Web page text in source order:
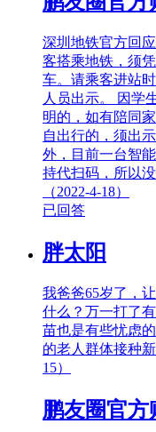
深圳地铁官方回
客搭乘地铁，须
车。请乘客进站
人员出示。 因学
明的，如有陪同
自出行的，须出
外，目前一台智
持代扫码，所以
（2022-4-18）
已回答
胖太阳
我爸爸65岁了，
什么？万一打了
苗也是有些忧虑
的老人群体接种
15）
鹏友圈官方